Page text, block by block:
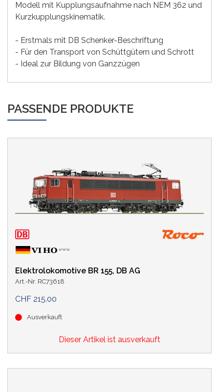
Modell mit Kupplungsaufnahme nach NEM 362 und
Kurzkupplungskinematik.
- Erstmals mit DB Schenker-Beschriftung
- Für den Transport von Schüttgütern und Schrott
- Ideal zur Bildung von Ganzzügen
PASSENDE PRODUKTE
Elektrolokomotive BR 155, DB AG
Art.-Nr. RC73618
CHF 215.00
Ausverkauft
Dieser Artikel ist ausverkauft